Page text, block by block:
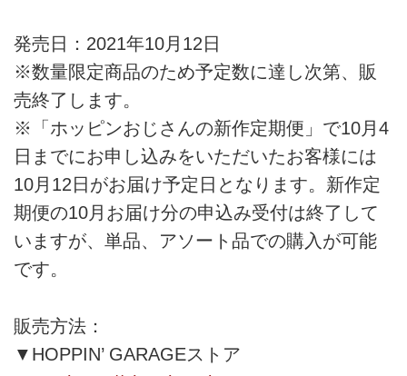
発売日：2021年10月12日
※数量限定商品のため予定数に達し次第、販
売終了します。
※「ホッピンおじさんの新作定期便」で10月4
日までにお申し込みをいただいたお客様には
10月12日がお届け予定日となります。新作定
期便の10月お届け分の申込み受付は終了して
いますが、単品、アソート品での購入が可能
です。
販売方法：
▼HOPPIN’ GARAGEストア